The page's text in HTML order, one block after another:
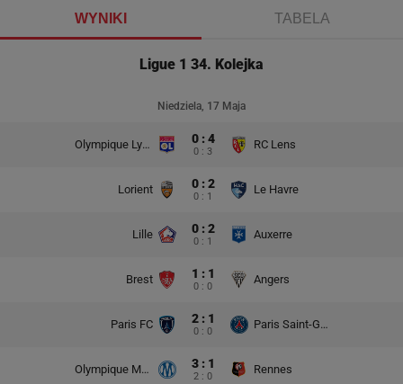
WYNIKI TABELA
Ligue 1 34. Kolejka
Niedziela, 17 Maja
Olympique Lyon 0 : 4
0 : 3
RC Lens
Lorient 0 : 2
0 : 1
Le Havre
Lille 0 : 2
0 : 1
Auxerre
Brest 1 : 1
0 : 0
Angers
Paris FC 2 : 1
0 : 0
Paris Saint-Germain
Olympique Marsylia 3 : 1
2 : 0
Rennes